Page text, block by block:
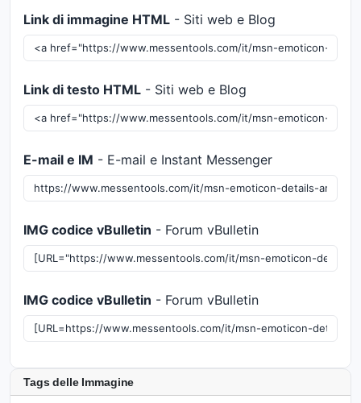
Link di immagine HTML - Siti web e Blog
Link di testo HTML - Siti web e Blog
E-mail e IM - E-mail e Instant Messenger
IMG codice vBulletin - Forum vBulletin
IMG codice vBulletin - Forum vBulletin
Tags delle Immagine